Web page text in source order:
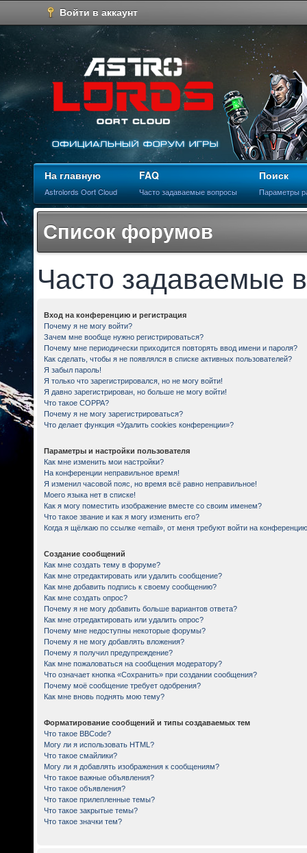
Войти в аккаунт
На главную
Astrolords Oort Cloud
FAQ
Часто задаваемые вопросы
Поиск
Параметры
Список форумов
Часто задаваемые
Вход на конференцию и регистрация
Почему я не могу войти?
Зачем мне вообще нужно регистрироваться?
Почему мне периодически приходится повторять ввод имени и пароля?
Как сделать, чтобы я не появлялся в списке активных пользователей?
Я забыл пароль!
Я только что зарегистрировался, но не могу войти!
Я давно зарегистрирован, но больше не могу войти!
Что такое COPPA?
Почему я не могу зарегистрироваться?
Что делает функция «Удалить cookies конференции»?
Параметры и настройки пользователя
Как мне изменить мои настройки?
На конференции неправильное время!
Я изменил часовой пояс, но время всё равно неправильное!
Моего языка нет в списке!
Как я могу поместить изображение вместе со своим именем?
Что такое звание и как я могу изменить его?
Когда я щёлкаю по ссылке «email», от меня требуют войти на
Создание сообщений
Как мне создать тему в форуме?
Как мне отредактировать или удалить сообщение?
Как мне добавить подпись к своему сообщению?
Как мне создать опрос?
Почему я не могу добавить больше вариантов ответа?
Как мне отредактировать или удалить опрос?
Почему мне недоступны некоторые форумы?
Почему я не могу добавлять вложения?
Почему я получил предупреждение?
Как мне пожаловаться на сообщения модератору?
Что означает кнопка «Сохранить» при создании сообщения?
Почему моё сообщение требует одобрения?
Как мне вновь поднять мою тему?
Форматирование сообщений и типы создаваемых тем
Что такое BBCode?
Могу ли я использовать HTML?
Что такое смайлики?
Могу ли я добавлять изображения к сообщениям?
Что такое важные объявления?
Что такое объявления?
Что такое прилепленные темы?
Что такое закрытые темы?
Что такое значки тем?